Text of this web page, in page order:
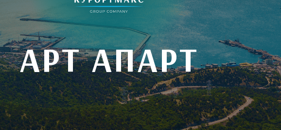
АРТ АПАРТ